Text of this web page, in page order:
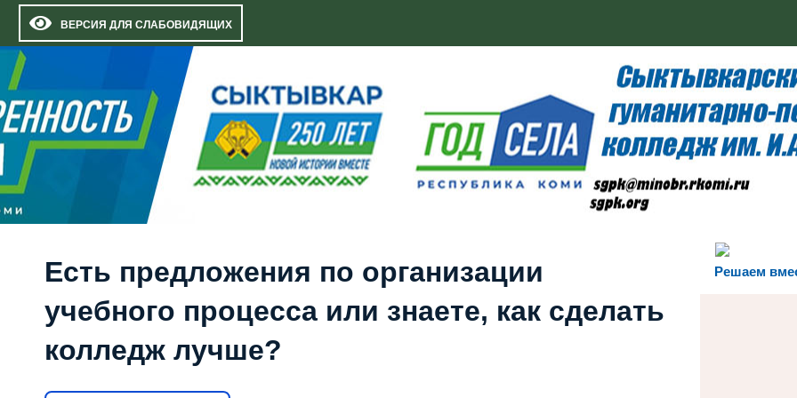
ВЕРСИЯ ДЛЯ СЛАБОВИДЯЩИХ
Решаем
Есть предложения по организации
учебного процесса или знаете, как сделать
колледж лучше?